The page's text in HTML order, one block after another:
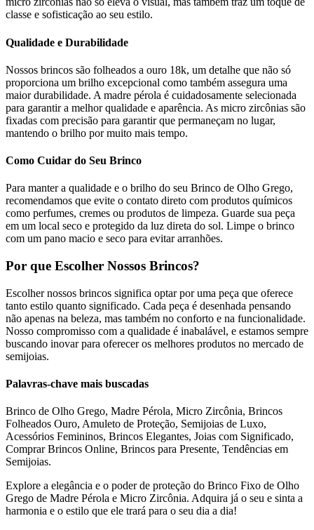
classe e sofisticação ao seu estilo.
Qualidade e Durabilidade
Nossos brincos são folheados a ouro 18k, um detalhe que não só
proporciona um brilho excepcional como também assegura uma
maior durabilidade. A madre pérola é cuidadosamente selecionada
para garantir a melhor qualidade e aparência. As micro zircônias são
fixadas com precisão para garantir que permaneçam no lugar,
mantendo o brilho por muito mais tempo.
Como Cuidar do Seu Brinco
Para manter a qualidade e o brilho do seu Brinco de Olho Grego,
recomendamos que evite o contato direto com produtos químicos
como perfumes, cremes ou produtos de limpeza. Guarde sua peça
em um local seco e protegido da luz direta do sol. Limpe o brinco
com um pano macio e seco para evitar arranhões.
Por que Escolher Nossos Brincos?
Escolher nossos brincos significa optar por uma peça que oferece
tanto estilo quanto significado. Cada peça é desenhada pensando
não apenas na beleza, mas também no conforto e na funcionalidade.
Nosso compromisso com a qualidade é inabalável, e estamos sempre
buscando inovar para oferecer os melhores produtos no mercado de
semijoias.
Palavras-chave mais buscadas
Brinco de Olho Grego, Madre Pérola, Micro Zircônia, Brincos
Folheados Ouro, Amuleto de Proteção, Semijoias de Luxo,
Acessórios Femininos, Brincos Elegantes, Joias com Significado,
Comprar Brincos Online, Brincos para Presente, Tendências em
Semijoias.
Explore a elegância e o poder de proteção do Brinco Fixo de Olho
Grego de Madre Pérola e Micro Zircônia. Adquira já o seu e sinta a
harmonia e o estilo que ele trará para o seu dia a dia!